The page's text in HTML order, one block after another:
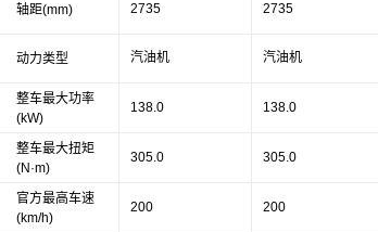
轴距(mm)
动力类型
整车最大功率
(kW)
整车最大扭矩
(N·m)
官方最高车速
(km/h)
2735 2735
汽油机 汽油机
138.0 138.0
305.0 305.0
200 200